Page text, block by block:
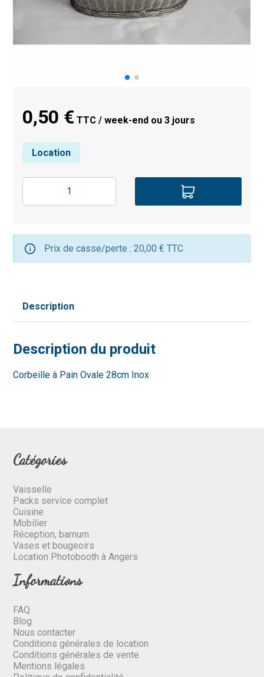
0,50 € TTC / week-end ou 3 jours
Location
Prix de casse/perte : 20,00 € TTC
Description
Description du produit
Corbeille à Pain Ovale 28cm Inox
Catégories
Vaisselle
Packs service complet
Cuisine
Mobilier
Réception, barnum
Vases et bougeoirs
Location Photobooth à Angers
Informations
FAQ
Blog
Nous contacter
Conditions générales de location
Conditions générales de vente
Mentions légales